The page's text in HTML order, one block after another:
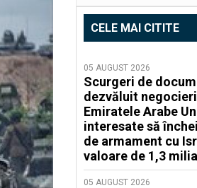
CELE MAI CITITE
05 AUGUST 2026
Scurgeri de
dezvăluit
Emiratele Arabe
interesate să
de armament cu
valoare de 1,3
05 AUGUST 2026